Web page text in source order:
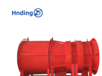
надежной вентиляции